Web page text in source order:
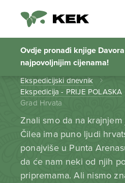
Ovdje pronađi knjige
najpovoljnijim cijenama!
Grad
Početna stranica
Ekspedicijski dnevnik
Ekspedicija - PRIJE POLASKA
Grad Hrvata
Znali smo da na
Čilea ima puno ljudi
ponajviše u Punta
da će nam neki od njih
pripremama. Ali nismo